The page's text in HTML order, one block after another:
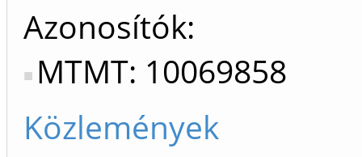
Azonosítók
MTMT: 10069858
Közlemények